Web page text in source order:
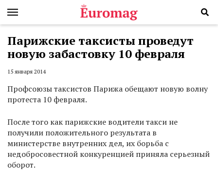
Парижские таксисты проведут
новую забастовку 10 февраля
15 января 2014
Профсоюзы таксистов Парижа обещают новую волну
протеста 10 февраля.
После того как парижские водители такси не
получили положительного результата в
министерстве внутренних дел, их борьба с
недобросовестной конкуренцией приняла серьезный
оборот.